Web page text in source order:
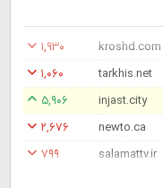
kroshd.com
۱,۹۳۰
tarkhis.net
۱,۰۶۰
injast.city
۵,۹۰۶
newto.ca
۲,۶۷۶
salamattv.ir ۷۹۹